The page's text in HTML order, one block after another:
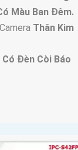
Màu Ban Đêm.
Thân Kim
Có Đèn Còi Báo